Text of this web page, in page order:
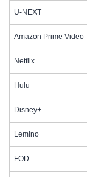
U-NEXT
Amazon Prime Video
Netflix
Hulu
Disney+
Lemino
FOD